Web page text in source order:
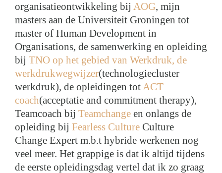
organisatieontwikkeling bij AOG, mijn
masters aan de Universiteit Groningen tot
master of Human Development in
Organisations, de samenwerking en opleiding
bij TNO op het gebied van Werkdruk, de
werkdrukwegwijzer(technologiecluster
werkdruk), de opleidingen totACT
coach(acceptatie and commitment therapy),
Teamcoach bij Teamchangeen onlangs de
opleiding bij Fearless CultureCulture
Change Expert m.b.t hybride werkenen nog
veel meer. Het grappige is dat ik altijd tijdens
de eerste opleidingsdag vertel dat ik zo graag